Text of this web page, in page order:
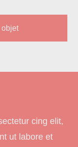
cing elit,
ut labore et